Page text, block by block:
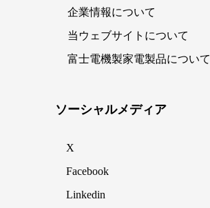
企業情報について
当ウェブサイトについて
富士電機製家電製品について
ソーシャルメディア
X
Facebook
Linkedin